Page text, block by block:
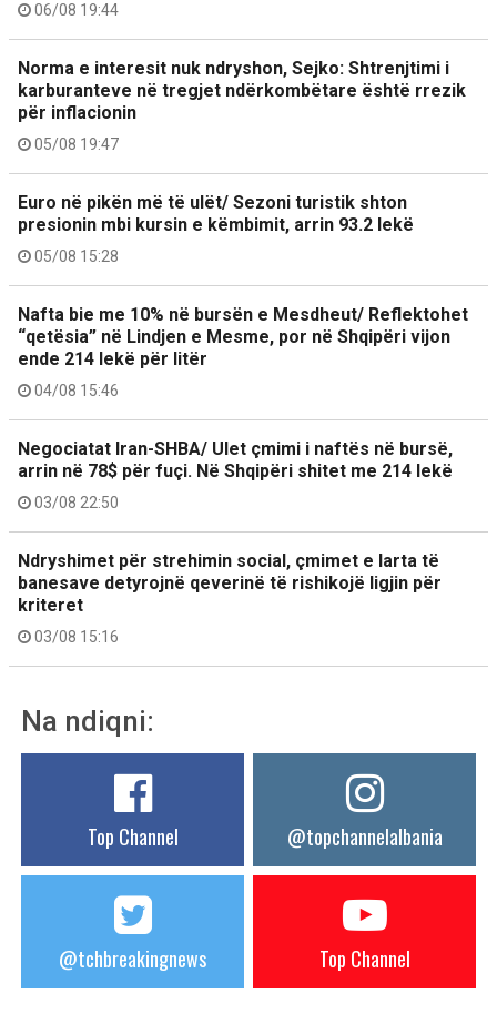
06/08 19:44
Norma e interesit nuk ndryshon, Sejko: Shtrenjtimi i
karburanteve në tregjet ndërkombëtare është rrezik
për inflacionin
05/08 19:47
Euro në pikën më të ulët/ Sezoni turistik shton
presionin mbi kursin e këmbimit, arrin 93.2 lekë
05/08 15:28
Nafta bie me 10% në bursën e Mesdheut/ Reflektohet
“qetësia” në Lindjen e Mesme, por në Shqipëri vijon
ende 214 lekë për litër
04/08 15:46
Negociatat Iran-SHBA/ Ulet çmimi i naftës në bursë,
arrin në 78$ për fuçi. Në Shqipëri shitet me 214 lekë
03/08 22:50
Ndryshimet për strehimin social, çmimet e larta të
banesave detyrojnë qeverinë të rishikojë ligjin për
kriteret
03/08 15:16
Na ndiqni:
Top Channel @topchannelalbania
@tchbreakingnews Top Channel